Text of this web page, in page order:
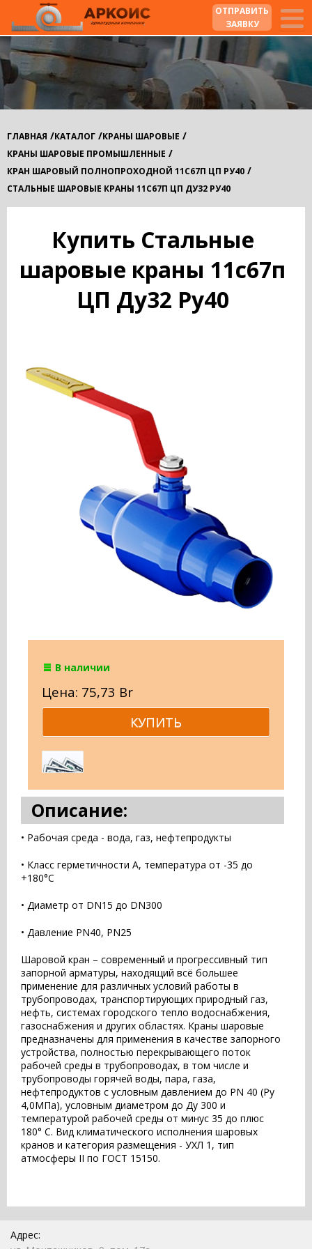
ОТПРАВИТЬ
ЗАЯВКУ
ГЛАВНАЯ /КАТАЛОГ /КРАНЫ ШАРОВЫЕ /
КРАНЫ ШАРОВЫЕ ПРОМЫШЛЕННЫЕ /
КРАН ШАРОВЫЙ ПОЛНОПРОХОДНОЙ 11С67П ЦП РУ40 /
СТАЛЬНЫЕ ШАРОВЫЕ КРАНЫ 11С67П ЦП ДУ32 РУ40
Купить Стальные
шаровые краны 11с67п
ЦП Ду32 Ру40
В наличии
Цена: 75,73 Br
Описание:
• Рабочая среда - вода, газ, нефтепродукты
• Класс герметичности А, температура от -35 до
+180°С
• Диаметр от DN15 до DN300
• Давление PN40, PN25
Шаровой кран – современный и прогрессивный тип
запорной арматуры, находящий всё большее
применение для различных условий работы в
трубопроводах, транспортирующих природный газ,
нефть, системах городского тепло водоснабжения,
газоснабжения и других областях. Краны шаровые
предназначены для применения в качестве запорного
устройства, полностью перекрывающего поток
рабочей среды в трубопроводах, в том числе и
трубопроводы горячей воды, пара, газа,
нефтепродуктов с условным давлением до PN 40 (Pу
4,0МПа), условным диаметром до Ду 300 и
температурой рабочей среды от минус 35 до плюс
180° С. Вид климатического исполнения шаровых
кранов и категория размещения - УХЛ 1, тип
атмосферы II по ГОСТ 15150.
Адрес: